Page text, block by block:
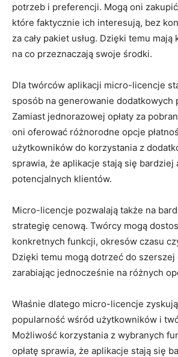
potrzeb i preferencji. Mogą oni
które faktycznie ⁢ich interesują, bez
za cały pakiet usług. Dzięki temu
na co przeznaczają swoje środki.
Dla twórców aplikacji​ micro-licencje
sposób na generowanie dodatkowych
Zamiast jednorazowej opłaty za
oni oferować różnorodne opcje
‌użytkowników do korzystania z
sprawia, że aplikacje ⁢stają się bardziej
potencjalnych klientów.
Micro-licencje pozwalają także na
strategię cenową. Twórcy mogą
konkretnych funkcji, okresów czasu
Dzięki temu mogą dotrzeć do
zarabiając jednocześnie na różnych
Właśnie dlatego micro-licencje
popularność wśród użytkowników i
Możliwość ⁢korzystania z wybranych
opłatę sprawia, że aplikacje stają się